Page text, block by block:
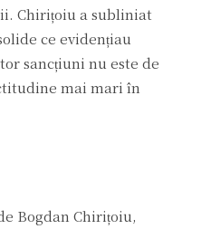
Chirițoiu a subliniat
ce evidențiau
sancțiuni nu este de
mai mari în
Bogdan Chirițoiu,